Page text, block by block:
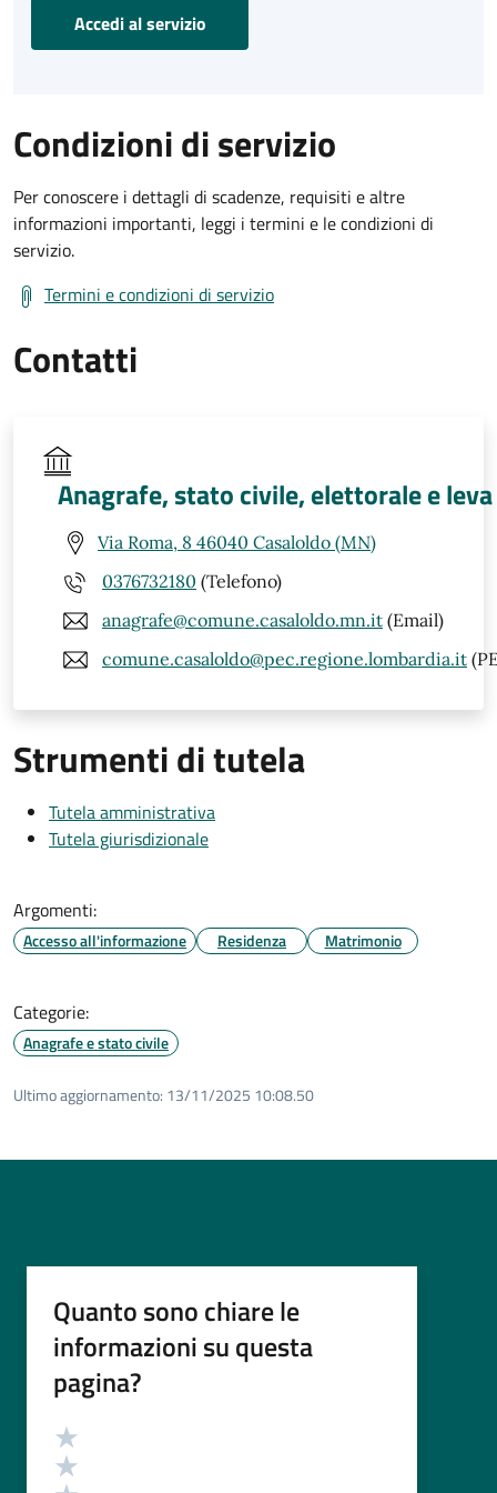
Accedi al servizio
Condizioni di servizio
Per conoscere i dettagli di scadenze, requisiti e altre
informazioni importanti, leggi i termini e le condizioni di
servizio.
Termini e condizioni di servizio
Contatti
Anagrafe, stato civile, elettorale e leva
Via Roma, 8 46040 Casaloldo (MN)
0376732180 (Telefono)
anagrafe@comune.casaloldo.mn.it (Email)
comune.casaloldo@pec.regione.lombardia.it
Strumenti di tutela
Tutela amministrativa
Tutela giurisdizionale
Argomenti:
Accesso all'informazione Residenza Matrimonio
Categorie:
Anagrafe e stato civile
Ultimo aggiornamento: 13/11/2025 10:08.50
Quanto sono chiare le
informazioni su questa
pagina?
Valutazione